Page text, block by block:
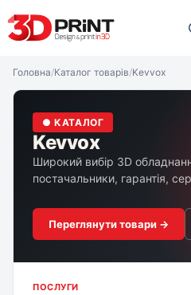
до
вмісту
Головна/Каталог товарів/Kevvox
● КАТАЛОГ
Kevvox
Широкий вибір 3D
постачальники, гарантія,
Переглянути товари →
ПОСЛУГИ